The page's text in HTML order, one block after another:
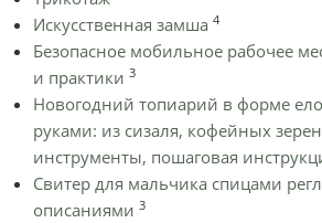
Искусственная замша 4
Безопасное мобильное рабочее
и практики 3
Новогодний топиарий в форме
руками: из сизаля, кофейных
инструменты, пошаговая
Cвитер для мальчика спицами
описаниями 3